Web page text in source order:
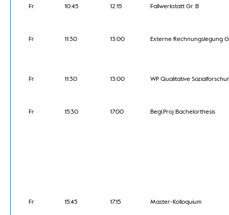
Fr 10:45 12:15 Fallwerkstatt Gr. B
Fr 11:30 13:00 Externe Rechnungslegung
Fr 11:30 13:00 WP Qualitative
Fr 15:30 17:00 Begl.Proj Bachelorthesis
Fr 15:45 17:15 Master-Kolloquium